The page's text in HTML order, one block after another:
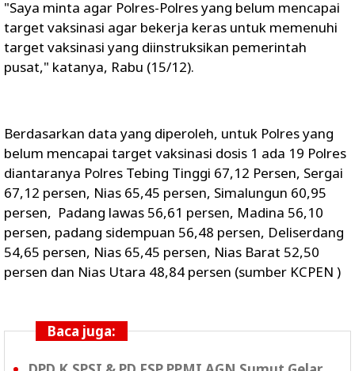
"Saya minta agar Polres-Polres yang belum mencapai
target vaksinasi agar bekerja keras untuk memenuhi
target vaksinasi yang diinstruksikan pemerintah
pusat," katanya, Rabu (15/12).
Berdasarkan data yang diperoleh, untuk Polres yang
belum mencapai target vaksinasi dosis 1 ada 19 Polres
diantaranya Polres Tebing Tinggi 67,12 Persen, Sergai
67,12 persen, Nias 65,45 persen, Simalungun 60,95
persen, Padang lawas 56,61 persen, Madina 56,10
persen, padang sidempuan 56,48 persen, Deliserdang
54,65 persen, Nias 65,45 persen, Nias Barat 52,50
persen dan Nias Utara 48,84 persen (sumber KCPEN )
Baca juga: